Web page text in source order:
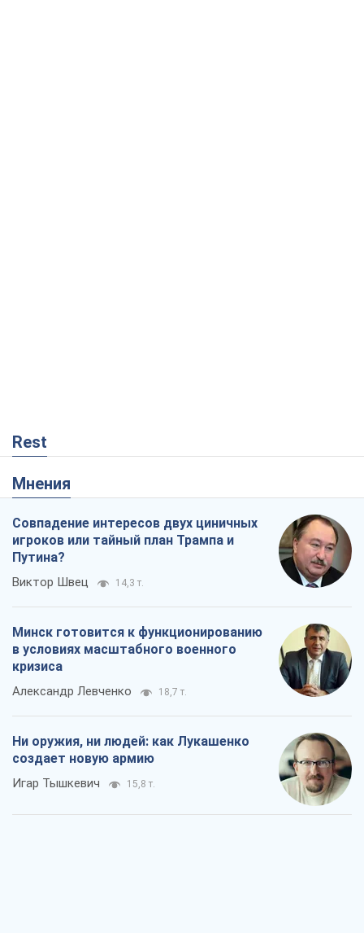
Rest
Мнения
Совпадение интересов двух циничных
игроков или тайный план Трампа и
Путина?
Виктор Швец 14,3 т.
Минск готовится к функционированию
в условиях масштабного военного
кризиса
Александр Левченко 18,7 т.
Ни оружия, ни людей: как Лукашенко
создает новую армию
Игар Тышкевич 15,8 т.